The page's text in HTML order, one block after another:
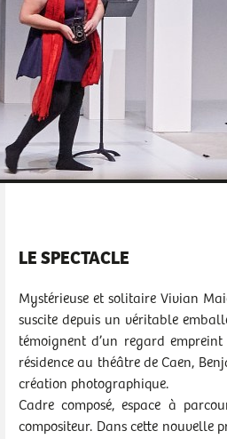
LE SPECTACLE
Mystérieuse et solitaire Vivian
suscite depuis un véritable
témoignent d’un regard
résidence au théâtre de Caen,
création photographique.
Cadre composé, espace à
compositeur. Dans cette nouvelle